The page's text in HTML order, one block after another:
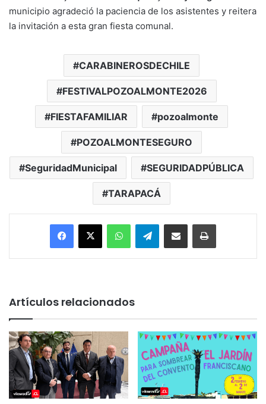
municipio agradeció la paciencia de los asistentes y reitera
la invitación a esta gran fiesta comunal.
CARABINEROSDECHILE
FESTIVALPOZOALMONTE2026
FIESTAFAMILIAR pozoalmonte
POZOALMONTESEGURO
SeguridadMunicipal SEGURIDADPÚBLICA
TARAPACÁ
Facebook
X WhatsAppTelegramEnviar vía email Imprimir
Artículos relacionados